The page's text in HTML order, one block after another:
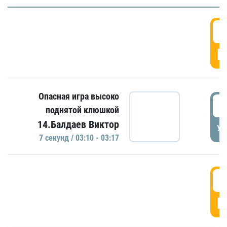
Опасная игра высоко
поднятой клюшкой
14.Балдаев Виктор
7 секунд / 03:10 - 03:17